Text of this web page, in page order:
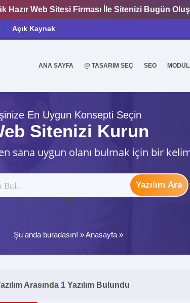
Hazır Web Sitesi Firması İle Sitenizi Bugün
Açık Kaynak
ANA SAYFA @ TASARIM SEÇ SEO
En Uygun Konsepti Seçin
Sitenizi Kurun
sana uygun olanı bulmak için bir
Yazılım Ara
ytag
Şu anda buradasın! »Anasayfa »
Arasında 1 Yazılım Bulundu